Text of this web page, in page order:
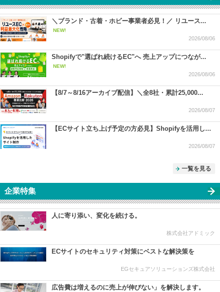
＼ブランド・古着・ホビー事業者必見！／ リユース...
NEW!
2026/08/06
Shopifyで"選ばれ続けるEC"へ 売上アップにつなが...
NEW!
2026/08/06
【8/7～8/16アーカイブ配信】＼全8社・累計25,000...
2026/08/07
【ECサイト立ち上げ予定の方必見】Shopifyを活用し...
2026/08/07
一覧を見る
企業特集
人に寄り添い、変化を続ける。
株式会社アドミック
ECサイトのセキュリティ対策にベストな解決策を
EGセキュアソリューションズ株式会社
広告費は増えるのに売上が伸びない」を解決します。